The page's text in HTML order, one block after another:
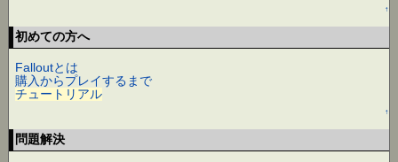
↑
初めての方へ
Falloutとは
購入からプレイするまで
チュートリアル
↑
問題解決